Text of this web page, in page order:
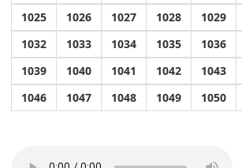
1025
1026 1027 1028 1029
1032
1033 1034 1035 1036
1039
1040 1041 1042 1043
1046
1047 1048 1049 1050